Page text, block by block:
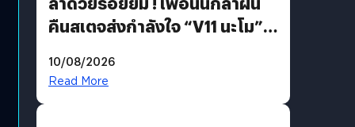
คืนสเตจส่งกำลังใจ “V11 นะโม”
รักแน่นฮอลล์
10/08/2026
Read More